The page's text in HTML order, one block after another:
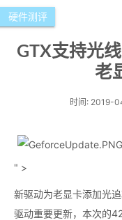
硬件测评
GTX支持光
老
时间: 2019-
" >
新驱动为老显卡添加光
驱动重要更新，本次的